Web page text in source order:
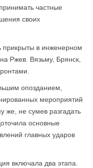
частные
своих
в инженерном
Ржев. Вязьму, Брянск,
опозданием,
мероприятий
же, не сумев разгадать
основные
главных ударов
включала два этапа.